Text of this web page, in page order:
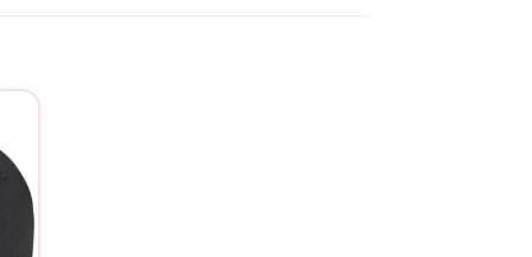
fierté d’être une marraine moderne.